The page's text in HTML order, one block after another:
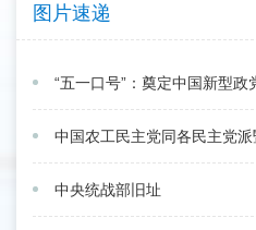
图片速递
“五一口号”：奠定中国新型政
中国农工民主党同各民主党派暨民主人士响
中央统战部旧址